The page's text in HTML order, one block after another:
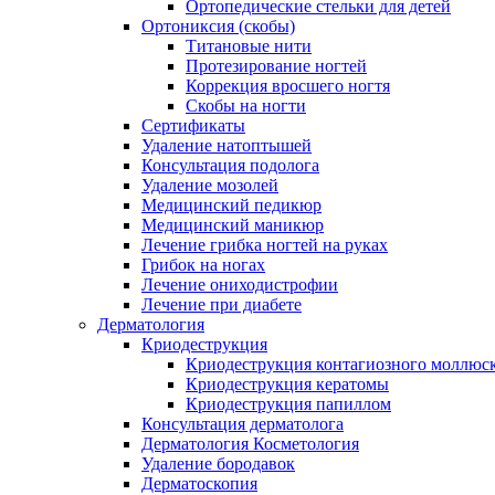
Ортопедические стельки для детей
Ортониксия (скобы)
Титановые нити
Протезирование ногтей
Коррекция вросшего ногтя
Скобы на ногти
Сертификаты
Удаление натоптышей
Консультация подолога
Удаление мозолей
Медицинский педикюр
Медицинский маникюр
Лечение грибка ногтей на руках
Грибок на ногах
Лечение ониходистрофии
Лечение при диабете
Дерматология
Криодеструкция
Криодеструкция контагиозного
Криодеструкция кератомы
Криодеструкция папиллом
Консультация дерматолога
Дерматология Косметология
Удаление бородавок
Дерматоскопия